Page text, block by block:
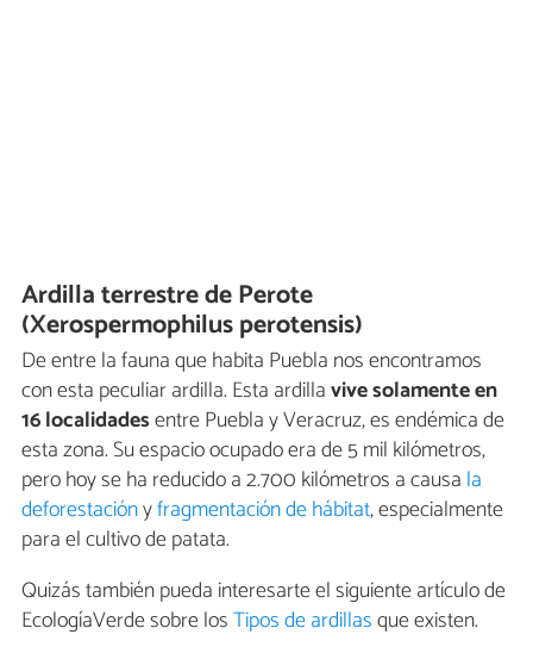
Ardilla terrestre de Perote
(Xerospermophilus perotensis)
De entre la fauna que habita Puebla nos encontramos
con esta peculiar ardilla. Esta ardillavive solamente en
16 localidadesentre Puebla y Veracruz, es endémica de
esta zona. Su espacio ocupado era de 5 mil kilómetros,
pero hoy se ha reducido a 2.700 kilómetros a causa la
deforestaciónyfragmentación de hábitat, especialmente
para el cultivo de patata.
Quizás también pueda interesarte el siguiente artículo de
EcologíaVerde sobre losTipos de ardillasque existen.